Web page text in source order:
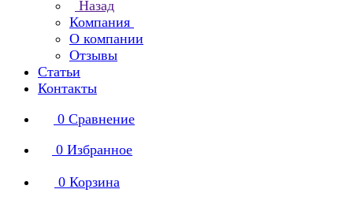
Назад
Компания
О компании
Отзывы
Статьи
Контакты
0 Сравнение
0 Избранное
0 Корзина